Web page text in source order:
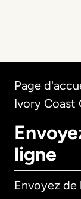
Page
Ivory Coast
ligne
Envoyez de